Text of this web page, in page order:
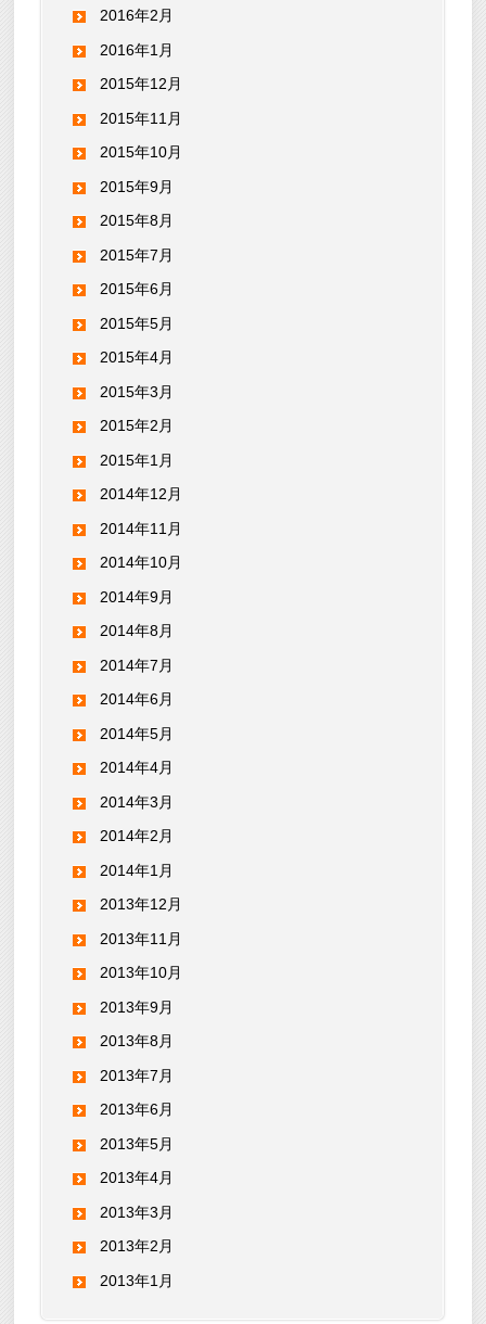
2016年2月
2016年1月
2015年12月
2015年11月
2015年10月
2015年9月
2015年8月
2015年7月
2015年6月
2015年5月
2015年4月
2015年3月
2015年2月
2015年1月
2014年12月
2014年11月
2014年10月
2014年9月
2014年8月
2014年7月
2014年6月
2014年5月
2014年4月
2014年3月
2014年2月
2014年1月
2013年12月
2013年11月
2013年10月
2013年9月
2013年8月
2013年7月
2013年6月
2013年5月
2013年4月
2013年3月
2013年2月
2013年1月